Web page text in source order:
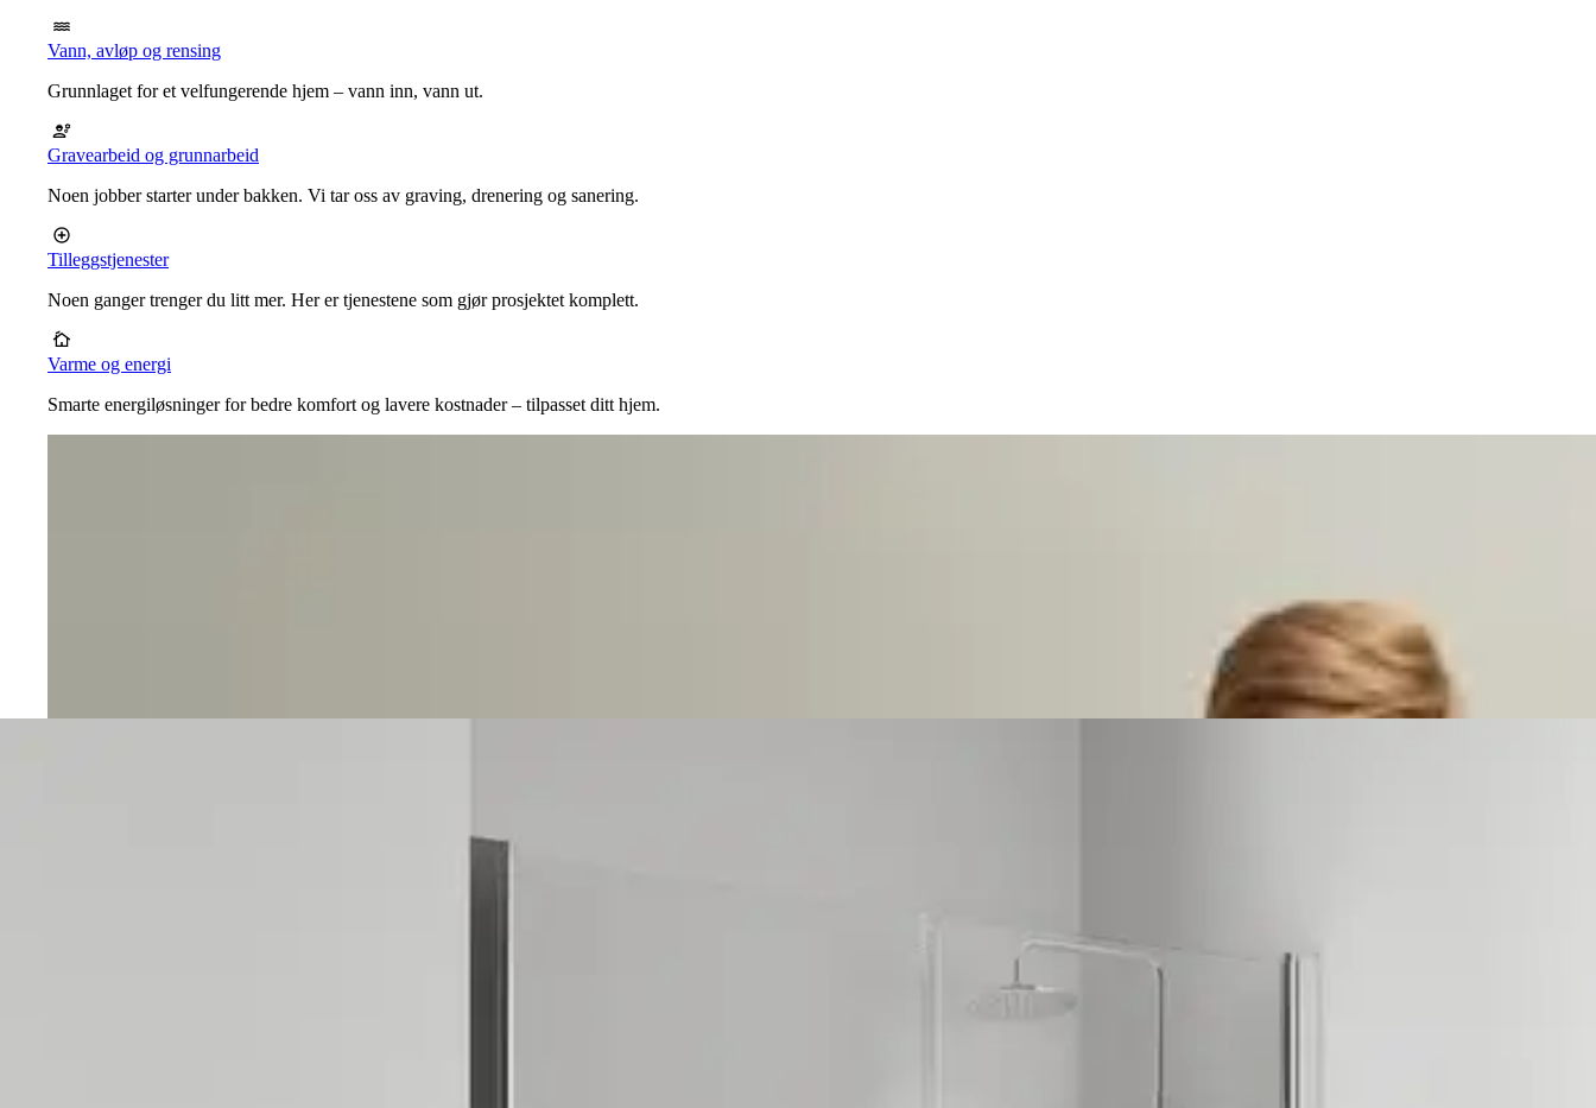
Vann, avløp og rensing
Grunnlaget for et velfungerende hjem – vann inn, vann ut.
Gravearbeid og grunnarbeid
Noen jobber starter under bakken. Vi tar oss av graving, drenering og sanering.
Tilleggstjenester
Noen ganger trenger du litt mer. Her er tjenestene som gjør prosjektet komplett.
Varme og energi
Smarte energiløsninger for bedre komfort og lavere kostnader – tilpasset ditt hjem.